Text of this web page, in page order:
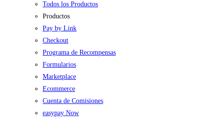
Todos los Productos
Productos
Pay by Link
Checkout
Programa de Recompensas
Formularios
Marketplace
Ecommerce
Cuenta de Comisiones
easypay Now